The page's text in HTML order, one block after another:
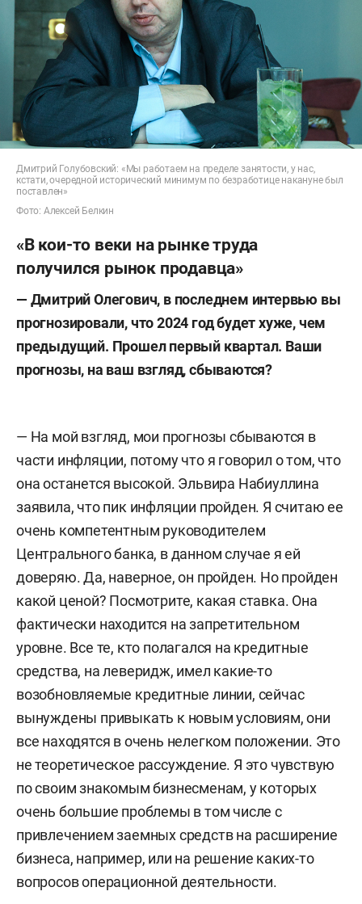
Дмитрий Голубовский: «Мы работаем на пределе занятости, у нас,
кстати, очередной исторический минимум по безработице накануне был
поставлен»
Фото: Алексей Белкин
«В кои-то веки на рынке труда
получился рынок продавца»
— Дмитрий Олегович, в последнем интервью вы
прогнозировали, что 2024 год будет хуже, чем
предыдущий. Прошел первый квартал. Ваши
прогнозы, на ваш взгляд, сбываются?
— На мой взгляд, мои прогнозы сбываются в
части инфляции, потому что я говорил о том, что
она останется высокой. Эльвира Набиуллина
заявила, что пик инфляции пройден. Я считаю ее
очень компетентным руководителем
Центрального банка, в данном случае я ей
доверяю. Да, наверное, он пройден. Но пройден
какой ценой? Посмотрите, какая ставка. Она
фактически находится на запретительном
уровне. Все те, кто полагался на кредитные
средства, на леверидж, имел какие-то
возобновляемые кредитные линии, сейчас
вынуждены привыкать к новым условиям, они
все находятся в очень нелегком положении. Это
не теоретическое рассуждение. Я это чувствую
по своим знакомым бизнесменам, у которых
очень большие проблемы в том числе с
привлечением заемных средств на расширение
бизнеса, например, или на решение каких-то
вопросов операционной деятельности.